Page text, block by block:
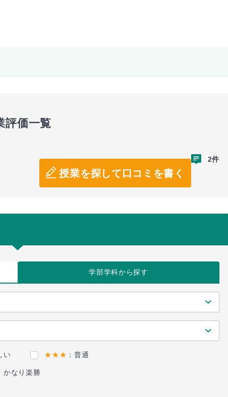
評価一覧
授業を探して口コミを書く
2件
学部学科から探す
い ★★★ ：普通
かなり楽勝